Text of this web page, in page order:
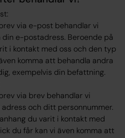
via e-post behandlar vi
e-postadress. Beroende på
i kontakt med oss och den typ
komma att behandla andra
exempelvis din befattning.
via brev behandlar vi
och ditt personnummer.
du varit i kontakt med
du får kan vi även komma att